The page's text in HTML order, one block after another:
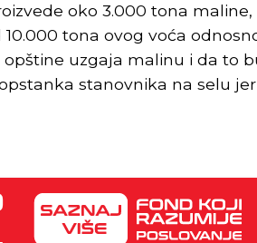
oko 3.000 tona maline,
tona ovog voća
uzgaja malinu i da to
stanovnika na selu